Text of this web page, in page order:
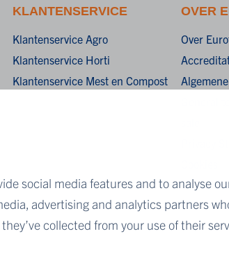
social media features and to analyse
advertising and analytics partners
collected from your use of their
KLANTENSERVICE
Klantenservice Agro
Klantenservice Horti
Klantenservice Mest en Compost
OVER
Over